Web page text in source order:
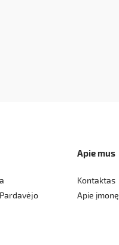
Apie mus
Kontaktas
Apie įmonę